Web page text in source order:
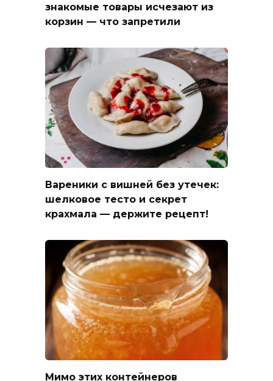
знакомые товары исчезают из
корзин — что запретили
Вареники с вишней без утечек:
шелковое тесто и секрет
крахмала — держите рецепт!
Мимо этих контейнеров